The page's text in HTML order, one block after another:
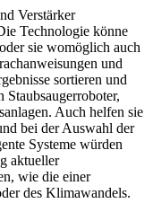
Verstärker
Technologie könne
sie womöglich auch
und
sortieren und
Staubsaugerroboter,
Auch helfen sie
bei der Auswahl der
Systeme würden
aktueller
wie die einer
des Klimawandels.